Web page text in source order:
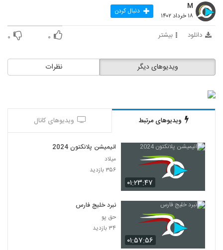
M
۱۸ خرداد ۱۴۰۲ دنبال کردن
دانلود بیشتر ۰ ۰
نظرات ویدیوهای دیگر
ویدیوهای مرتبط ویدیوهای کانال
۰۱:۲۳:۴۷
انیمیشن پلانکتون 2024
میلاد
۳۵۶ بازدید
۰۱:۵۷:۵۶
نبرد خلیج فارس
حق پو
۳۴ بازدید